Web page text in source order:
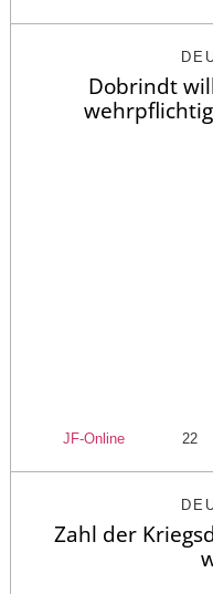
Dobrindt
JF-Online 22
Zahl der